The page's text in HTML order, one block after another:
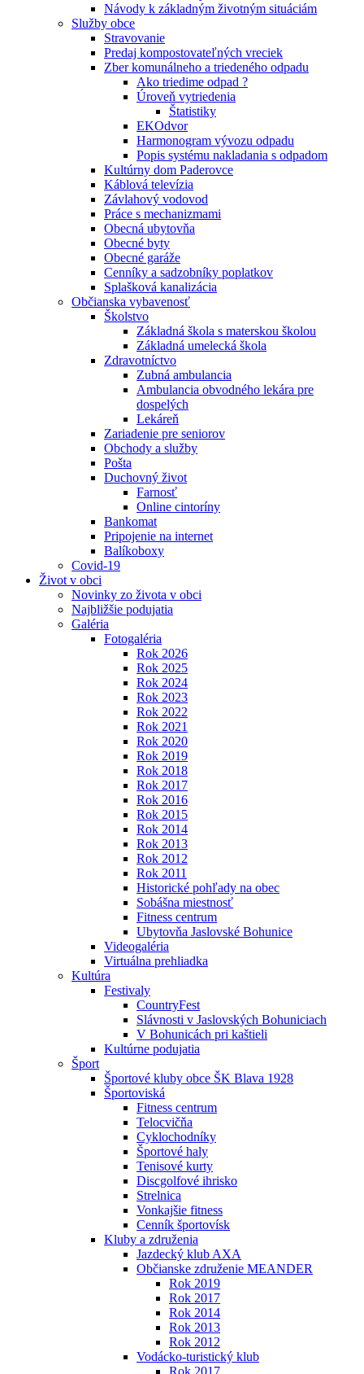
Návody k základným životným situáciám
Služby obce
Stravovanie
Predaj kompostovateľných vreciek
Zber komunálneho a triedeného odpadu
Ako triedime odpad ?
Úroveň vytriedenia
Štatistiky
EKOdvor
Harmonogram vývozu odpadu
Popis systému nakladania s odpadom
Kultúrny dom Paderovce
Káblová televízia
Závlahový vodovod
Práce s mechanizmami
Obecná ubytovňa
Obecné byty
Obecné garáže
Cenníky a sadzobníky poplatkov
Splašková kanalizácia
Občianska vybavenosť
Školstvo
Základná škola s materskou školou
Základná umelecká škola
Zdravotníctvo
Zubná ambulancia
Ambulancia obvodného lekára pre
dospelých
Lekáreň
Zariadenie pre seniorov
Obchody a služby
Pošta
Duchovný život
Farnosť
Online cintoríny
Bankomat
Pripojenie na internet
Balíkoboxy
Covid-19
Život v obci
Novinky zo života v obci
Najbližšie podujatia
Galéria
Fotogaléria
Rok 2026
Rok 2025
Rok 2024
Rok 2023
Rok 2022
Rok 2021
Rok 2020
Rok 2019
Rok 2018
Rok 2017
Rok 2016
Rok 2015
Rok 2014
Rok 2013
Rok 2012
Rok 2011
Historické pohľady na obec
Sobášna miestnosť
Fitness centrum
Ubytovňa Jaslovské Bohunice
Videogaléria
Virtuálna prehliadka
Kultúra
Festivaly
CountryFest
Slávnosti v Jaslovských Bohuniciach
V Bohunicách pri kaštieli
Kultúrne podujatia
Šport
Športové kluby obce ŠK Blava 1928
Športoviská
Fitness centrum
Telocvičňa
Cyklochodníky
Športové haly
Tenisové kurty
Discgolfové ihrisko
Strelnica
Vonkajšie fitness
Cenník športovísk
Kluby a združenia
Jazdecký klub AXA
Občianske združenie MEANDER
Rok 2019
Rok 2017
Rok 2014
Rok 2013
Rok 2012
Vodácko-turistický klub
Rok 2017